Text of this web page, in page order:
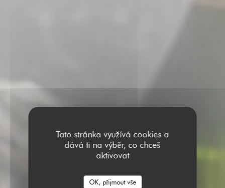
Tato stránka využívá cookies a
dává ti na výběr, co chceš
aktivovat
OK, přijmout vše